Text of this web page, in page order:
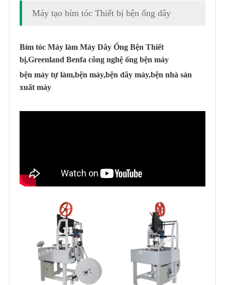
Máy tạo bím tóc Thiết bị bện ống dây
Bím tóc Máy làm Máy Dây Ống Bện Thiết
bị,Greenland Benfa công nghệ ống bện máy
bện máy tự làm,bện máy,bện dây máy,bện nhà sản
xuất máy